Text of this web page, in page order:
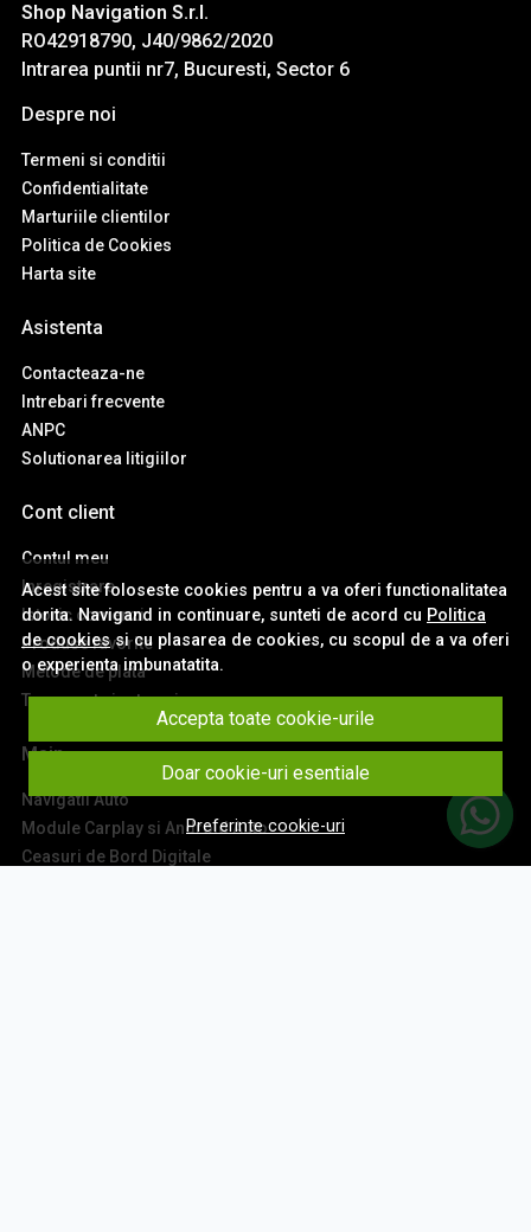
Acest site foloseste cookies pentru a va oferi functionalitatea
dorita. Navigand in continuare, sunteti de acord cu Politica
de cookiessi cu plasarea de cookies, cu scopul de a va oferi
o experienta imbunatatita.
Accepta toate cookie-urile
Doar cookie-uri esentiale
Preferinte cookie-uri
Shop Navigation S.r.l.
RO42918790, J40/9862/2020
Intrarea puntii nr7, Bucuresti, Sector 6
Despre noi
Termeni si conditii
Confidentialitate
Marturiile clientilor
Politica de Cookies
Harta site
Asistenta
Contacteaza-ne
Intrebari frecvente
ANPC
Solutionarea litigiilor
Cont client
Contul meu
Inregistrare
Istoric comenzi
Produse favorite
Metode de plata
Transport si retururi
Main
Navigatii Auto
Module Carplay si Android Auto
Ceasuri de Bord Digitale